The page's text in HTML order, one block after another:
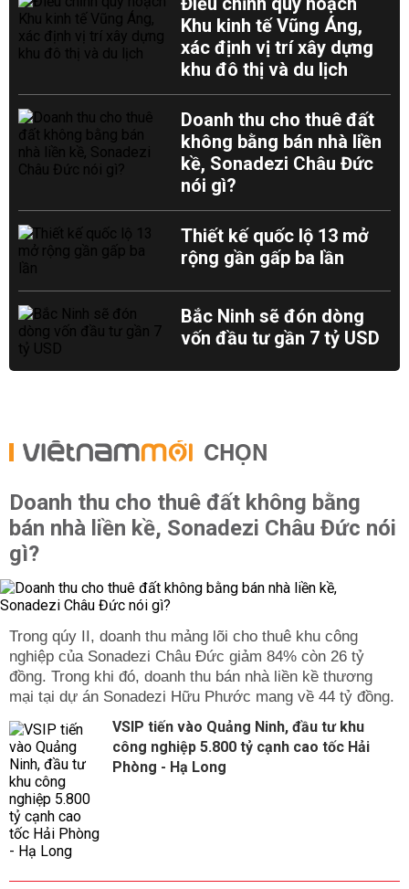
Khu kinh tế Vũng Áng,
xác định vị trí xây dựng
khu đô thị và du lịch
Doanh thu cho thuê đất
không bằng bán nhà liền
kề, Sonadezi Châu Đức
nói gì?
Thiết kế quốc lộ 13 mở
rộng gần gấp ba lần
Bắc Ninh sẽ đón dòng
vốn đầu tư gần 7 tỷ USD
CHỌN
Doanh thu cho thuê đất không bằng
bán nhà liền kề, Sonadezi Châu Đức nói
gì?
Trong qúy II, doanh thu mảng lõi cho thuê khu công
nghiệp của Sonadezi Châu Đức giảm 84% còn 26 tỷ
đồng. Trong khi đó, doanh thu bán nhà liền kề thương
mại tại dự án Sonadezi Hữu Phước mang về 44 tỷ đồng.
VSIP tiến vào Quảng Ninh, đầu tư khu
công nghiệp 5.800 tỷ cạnh cao tốc Hải
Phòng - Hạ Long